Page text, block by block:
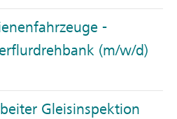
-
(m/w/d)
Gleisinspektion